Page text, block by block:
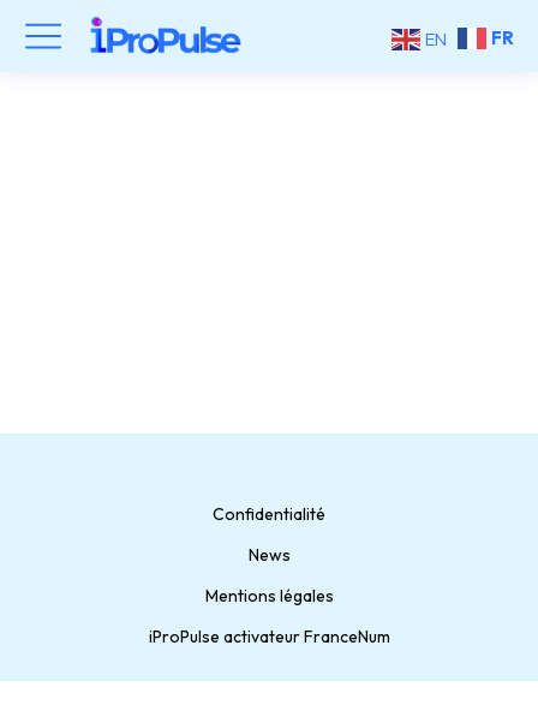
Confidentialité
News
Mentions légales
iProPulse activateur FranceNum
EN FR